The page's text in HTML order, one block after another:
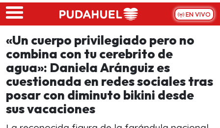
Skip to main content
EN VIVO
«Un cuerpo privilegiado pero no
combina con tu cerebrito de
agua»: Daniela Aránguiz es
cuestionada en redes sociales tras
posar con diminuto bikini desde
sus vacaciones